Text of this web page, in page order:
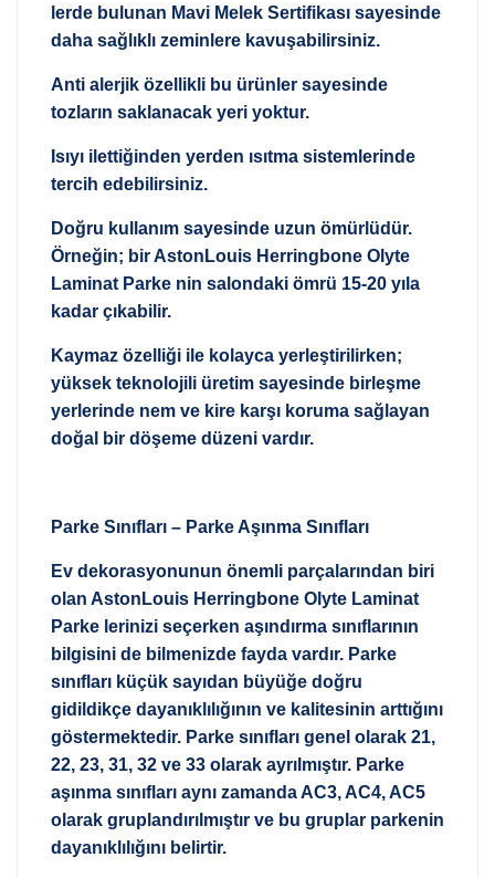
lerde bulunan Mavi Melek Sertifikası sayesinde
daha sağlıklı zeminlere kavuşabilirsiniz.
Anti alerjik özellikli bu ürünler sayesinde
tozların saklanacak yeri yoktur.
Isıyı ilettiğinden yerden ısıtma sistemlerinde
tercih edebilirsiniz.
Doğru kullanım sayesinde uzun ömürlüdür.
Örneğin; bir AstonLouis Herringbone Olyte
Laminat Parke nin salondaki ömrü 15-20 yıla
kadar çıkabilir.
Kaymaz özelliği ile kolayca yerleştirilirken;
yüksek teknolojili üretim sayesinde birleşme
yerlerinde nem ve kire karşı koruma sağlayan
doğal bir döşeme düzeni vardır.
Parke Sınıfları – Parke Aşınma Sınıfları
Ev dekorasyonunun önemli parçalarından biri
olan AstonLouis Herringbone Olyte Laminat
Parke lerinizi seçerken aşındırma sınıflarının
bilgisini de bilmenizde fayda vardır. Parke
sınıfları küçük sayıdan büyüğe doğru
gidildikçe dayanıklılığının ve kalitesinin arttığını
göstermektedir. Parke sınıfları genel olarak 21,
22, 23, 31, 32 ve 33 olarak ayrılmıştır. Parke
aşınma sınıfları aynı zamanda AC3, AC4, AC5
olarak gruplandırılmıştır ve bu gruplar parkenin
dayanıklılığını belirtir.